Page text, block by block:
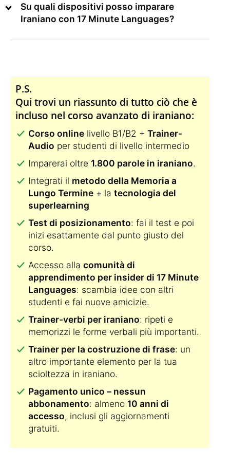
Su quali dispositivi posso imparare
Iraniano con 17 Minute Languages?
P.S.
Qui trovi un riassunto di tutto ciò che è
incluso nel corso avanzato di iraniano:
Corso online livello B1/B2 + Trainer-
Audio per studenti di livello intermedio
Imparerai oltre 1.800 parole in iraniano.
Integrati il metodo della Memoria a
Lungo Termine + la tecnologia del
superlearning
Test di posizionamento: fai il test e poi
inizi esattamente dal punto giusto del
corso.
Accesso alla comunità di
apprendimento per insider di 17 Minute
Languages: scambia idee con altri
studenti e fai nuove amicizie.
Trainer-verbi per iraniano: ripeti e
memorizzi le forme verbali più importanti.
Trainer per la costruzione di frase: un
altro importante elemento per la tua
scioltezza in iraniano.
Pagamento unico – nessun
abbonamento: almeno 10 anni di
accesso, inclusi gli aggiornamenti
gratuiti.